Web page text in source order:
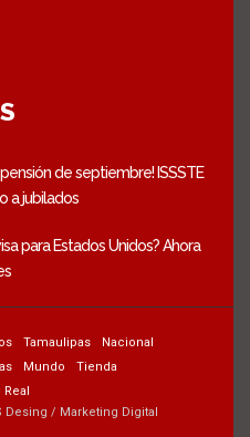
de septiembre! ISSSTE
a jubilados
para Estados Unidos? Ahora
Tamaulipas
Nacional
Mundo
Tienda
/ Marketing Digital